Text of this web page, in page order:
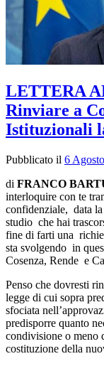
LETTERA
Rinviare a
Istituzionali
Pubblicato il 6
di FRANCO
interloquire con te
confidenziale, data
studio che hai
fine di farti una
sta svolgendo in
Cosenza, Rende e
Penso che dovresti
legge di cui sopra
sfociata
predisporre quanto
condivisione o meno
costituzione della